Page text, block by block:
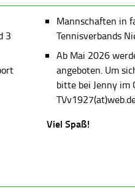
3
Mannschaften in
Tennisverbands
Ab Mai 2026
angeboten. Um
bitte bei Jenny im
Viel Spaß!